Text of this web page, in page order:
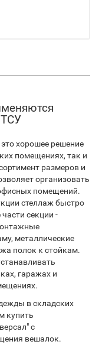
хорошее решение
помещениях, так и
размеров и
организовать
помещений.
стеллаж быстро
секции -
металлические
полок к стойкам.
гаражах и
в складских
купить
с
вешалок.